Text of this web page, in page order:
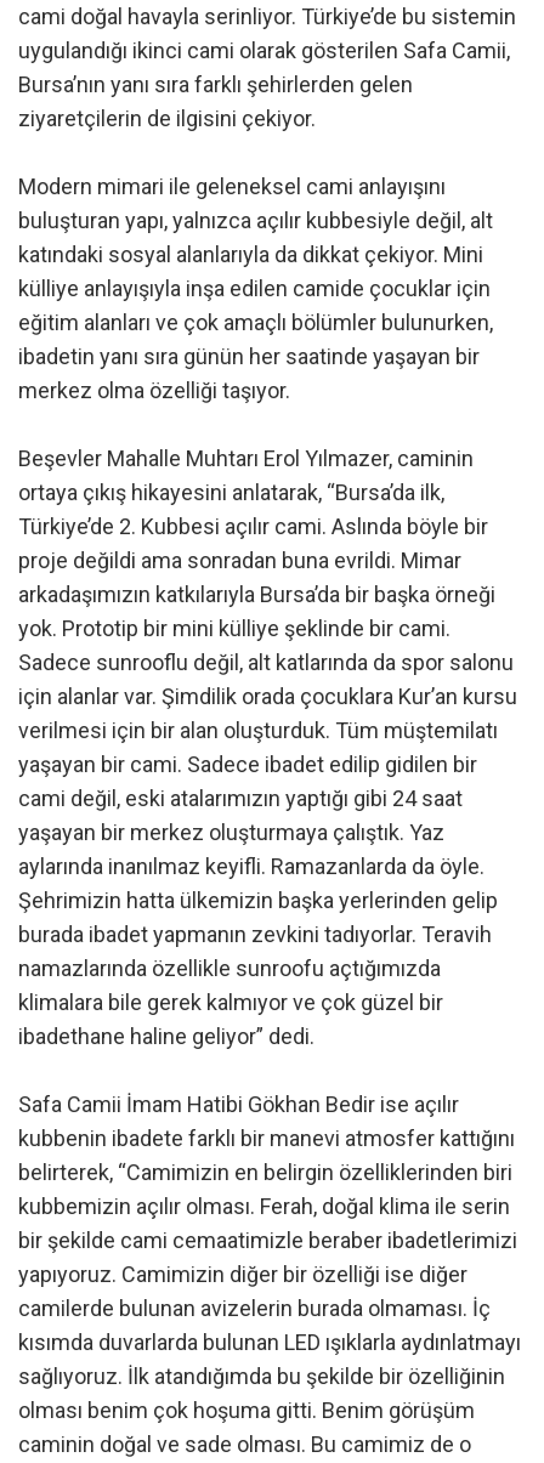
cami doğal havayla serinliyor. Türkiye’de bu sistemin
uygulandığı ikinci cami olarak gösterilen Safa Camii,
Bursa’nın yanı sıra farklı şehirlerden gelen
ziyaretçilerin de ilgisini çekiyor.
Modern mimari ile geleneksel cami anlayışını
buluşturan yapı, yalnızca açılır kubbesiyle değil, alt
katındaki sosyal alanlarıyla da dikkat çekiyor. Mini
külliye anlayışıyla inşa edilen camide çocuklar için
eğitim alanları ve çok amaçlı bölümler bulunurken,
ibadetin yanı sıra günün her saatinde yaşayan bir
merkez olma özelliği taşıyor.
Beşevler Mahalle Muhtarı Erol Yılmazer, caminin
ortaya çıkış hikayesini anlatarak, “Bursa’da ilk,
Türkiye’de 2. Kubbesi açılır cami. Aslında böyle bir
proje değildi ama sonradan buna evrildi. Mimar
arkadaşımızın katkılarıyla Bursa’da bir başka örneği
yok. Prototip bir mini külliye şeklinde bir cami.
Sadece sunrooflu değil, alt katlarında da spor salonu
için alanlar var. Şimdilik orada çocuklara Kur’an kursu
verilmesi için bir alan oluşturduk. Tüm müştemilatı
yaşayan bir cami. Sadece ibadet edilip gidilen bir
cami değil, eski atalarımızın yaptığı gibi 24 saat
yaşayan bir merkez oluşturmaya çalıştık. Yaz
aylarında inanılmaz keyifli. Ramazanlarda da öyle.
Şehrimizin hatta ülkemizin başka yerlerinden gelip
burada ibadet yapmanın zevkini tadıyorlar. Teravih
namazlarında özellikle sunroofu açtığımızda
klimalara bile gerek kalmıyor ve çok güzel bir
ibadethane haline geliyor” dedi.
Safa Camii İmam Hatibi Gökhan Bedir ise açılır
kubbenin ibadete farklı bir manevi atmosfer kattığını
belirterek, “Camimizin en belirgin özelliklerinden biri
kubbemizin açılır olması. Ferah, doğal klima ile serin
bir şekilde cami cemaatimizle beraber ibadetlerimizi
yapıyoruz. Camimizin diğer bir özelliği ise diğer
camilerde bulunan avizelerin burada olmaması. İç
kısımda duvarlarda bulunan LED ışıklarla aydınlatmayı
sağlıyoruz. İlk atandığımda bu şekilde bir özelliğinin
olması benim çok hoşuma gitti. Benim görüşüm
caminin doğal ve sade olması. Bu camimiz de o